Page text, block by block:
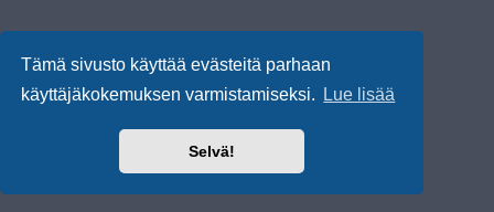
Tämä sivusto käyttää evästeitä parhaan
käyttäjäkokemuksen varmistamiseksi.
Lue lisää
Selvä!